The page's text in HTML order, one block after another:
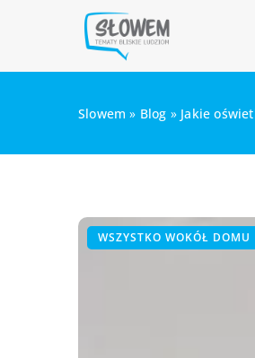
Slowem » Blog » Jakie
WSZYSTKO WOKÓŁ DOMU